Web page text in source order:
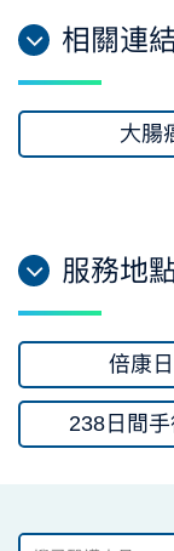
相關連
大腸
服務地
倍康
238日間